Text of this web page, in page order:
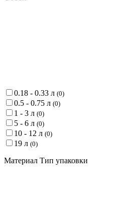
0.18 - 0.33 л (0)
0.5 - 0.75 л (0)
1 - 3 л (0)
5 - 6 л (0)
10 - 12 л (0)
19 л (0)
Материал Тип упаковки